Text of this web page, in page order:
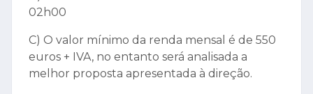
02h00
C) O valor mínimo da renda mensal é de 550
euros + IVA, no entanto será analisada a
melhor proposta apresentada à direção.